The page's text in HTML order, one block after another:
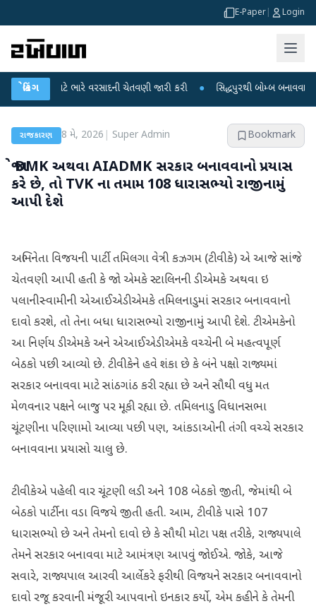
E-Paper Login
બ્રેકિંગ
માટે ભારે વરસાદની ચેતવણી જારી કરી ● સિદ્ધપુરથી બોમ્બ બનાવવાની
રાજકારણ 8 મે, 2026 Super Admin Bookmark
જો DMK અથવા AIADMK સરકાર બનાવવાનો પ્રયાસ
કરે છે, તો TVK ના તમામ 108 ધારાસભ્યો રાજીનામું
આપી દેશે
અભિનેતા વિજયની પાર્ટી તમિલગા વેત્રી કઝગમ (ટીવીકે) એ આજે સાંજે
ચેતવણી આપી હતી કે જો એમકે સ્ટાલિનની ડીએમકે અથવા ઇ
પલાનીસ્વામીની એઆઈએડીએમકે તમિલનાડુમાં સરકાર બનાવવાનો
દાવો કરશે, તો તેના બધા ધારાસભ્યો રાજીનામું આપી દેશે. ટીએમકેનો
આ નિર્ણય ડીએમકે અને એઆઈએડીએમકે વચ્ચેની બે મહત્વપૂર્ણ
બેઠકો પછી આવ્યો છે. ટીવીકેને હવે શંકા છે કે બંને પક્ષો રાજ્યમાં
સરકાર બનાવવા માટે સાંઠગાંઠ કરી રહ્યા છે અને સૌથી વધુ મત
મેળવનાર પક્ષને બાજુ પર મૂકી રહ્યા છે. તમિલનાડુ વિધાનસભા
ચૂંટણીના પરિણામો આવ્યા પછી પણ, આંકડાઓની તંગી વચ્ચે સરકાર
બનાવવાના પ્રયાસો ચાલુ છે.
ટીવીકેએ પહેલી વાર ચૂંટણી લડી અને 108 બેઠકો જીતી, જેમાંથી બે
બેઠકો પાર્ટીના વડા વિજયે જીતી હતી. આમ, ટીવીકે પાસે 107
ધારાસભ્યો છે અને તેમનો દાવો છે કે સૌથી મોટા પક્ષ તરીકે, રાજ્યપાલે
તેમને સરકાર બનાવવા માટે આમંત્રણ આપવું જોઈએ. જોકે, આજે
સવારે, રાજ્યપાલ આરવી આર્લેકરે ફરીથી વિજયને સરકાર બનાવવાનો
દાવો રજૂ કરવાની મંજૂરી આપવાનો ઇનકાર કર્યો, એમ કહીને કે તેમની